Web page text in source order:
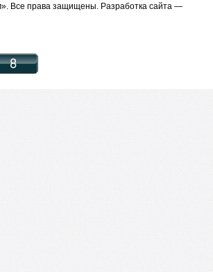
Все права защищены. Разработка cайта —